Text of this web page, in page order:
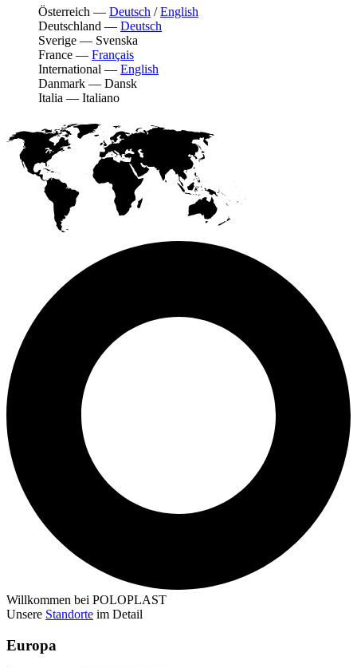
Österreich — Deutsch /English
Deutschland — Deutsch
Sverige — Svenska
France — Français
International — English
Danmark — Dansk
Italia — Italiano
Willkommen bei POLOPLAST
Unsere Standorte im Detail
Europa